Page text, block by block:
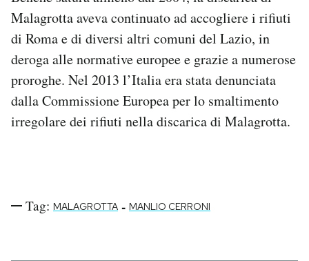
Malagrotta aveva continuato ad accogliere i rifiuti
di Roma e di diversi altri comuni del Lazio, in
deroga alle normative europee e grazie a numerose
proroghe. Nel 2013 l’Italia era stata denunciata
dalla Commissione Europea per lo smaltimento
irregolare dei rifiuti nella discarica di Malagrotta.
Tag: MALAGROTTA - MANLIO CERRONI